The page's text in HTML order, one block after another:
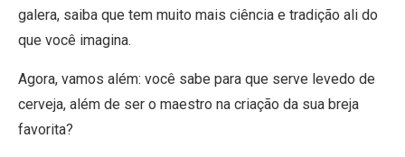
galera, saiba que tem muito mais ciência e tradição ali do
que você imagina.
Agora, vamos além: você sabe para que serve levedo de
cerveja, além de ser o maestro na criação da sua breja
favorita?